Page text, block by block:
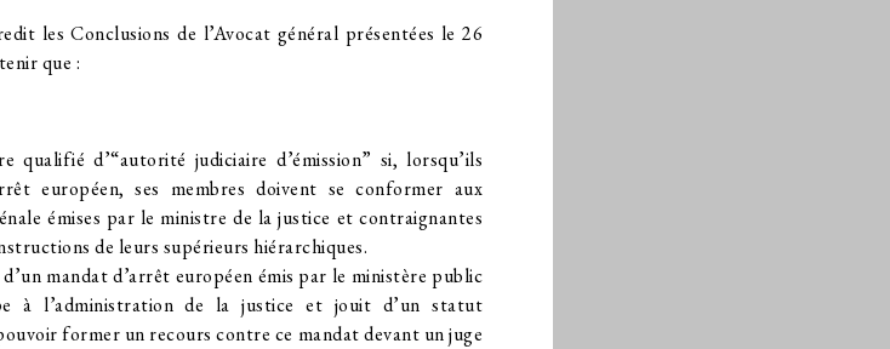
les Conclusions de l’Avocat général présentées le 26
que :
d’“autorité judiciaire d’émission” si, lorsqu’ils
européen, ses membres doivent se conformer aux
émises par le ministre de la justice et contraignantes
de leurs supérieurs hiérarchiques.
mandat d’arrêt européen émis par le ministère public
à l’administration de la justice et jouit d’un statut
former un recours contre ce mandat devant un juge